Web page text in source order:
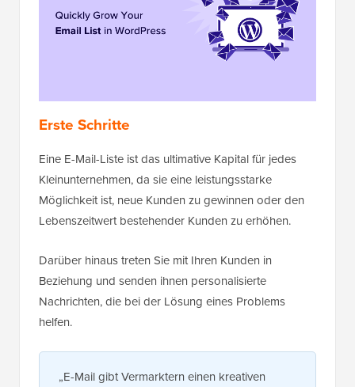
Erste Schritte
Eine E-Mail-Liste ist das ultimative Kapital für jedes
Kleinunternehmen, da sie eine leistungsstarke
Möglichkeit ist, neue Kunden zu gewinnen oder den
Lebenszeitwert bestehender Kunden zu erhöhen.
Darüber hinaus treten Sie mit Ihren Kunden in
Beziehung und senden ihnen personalisierte
Nachrichten, die bei der Lösung eines Problems
helfen.
„E-Mail gibt Vermarktern einen kreativen